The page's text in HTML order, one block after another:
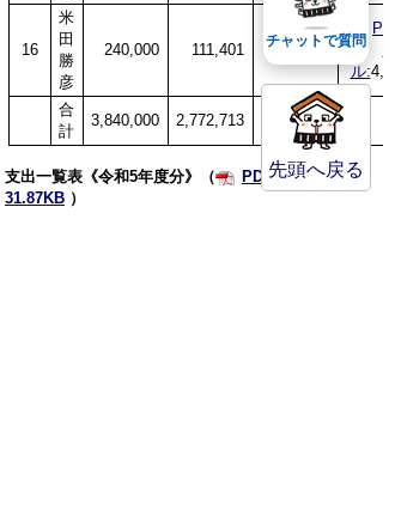
16
米
田
勝
彦
240,000 111,401 128,599
ル:
合
計
3,840,000 2,772,713 1,067,287
支出一覧表《令和5年度分》（
PDFファイル：
31.87KB ）
先頭へ戻る
チャットで質問